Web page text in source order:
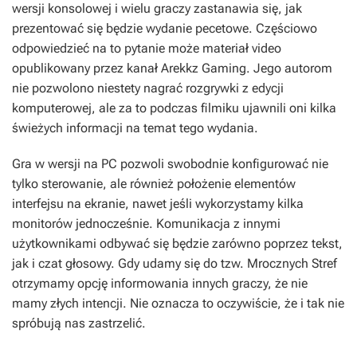
wersji konsolowej i wielu graczy zastanawia się, jak
prezentować się będzie wydanie pecetowe. Częściowo
odpowiedzieć na to pytanie może materiał video
opublikowany przez kanał Arekkz Gaming. Jego autorom
nie pozwolono niestety nagrać rozgrywki z edycji
komputerowej, ale za to podczas filmiku ujawnili oni kilka
świeżych informacji na temat tego wydania.
Gra w wersji na PC pozwoli swobodnie konfigurować nie
tylko sterowanie, ale również położenie elementów
interfejsu na ekranie, nawet jeśli wykorzystamy kilka
monitorów jednocześnie. Komunikacja z innymi
użytkownikami odbywać się będzie zarówno poprzez tekst,
jak i czat głosowy. Gdy udamy się do tzw. Mrocznych Stref
otrzymamy opcję informowania innych graczy, że nie
mamy złych intencji. Nie oznacza to oczywiście, że i tak nie
spróbują nas zastrzelić.